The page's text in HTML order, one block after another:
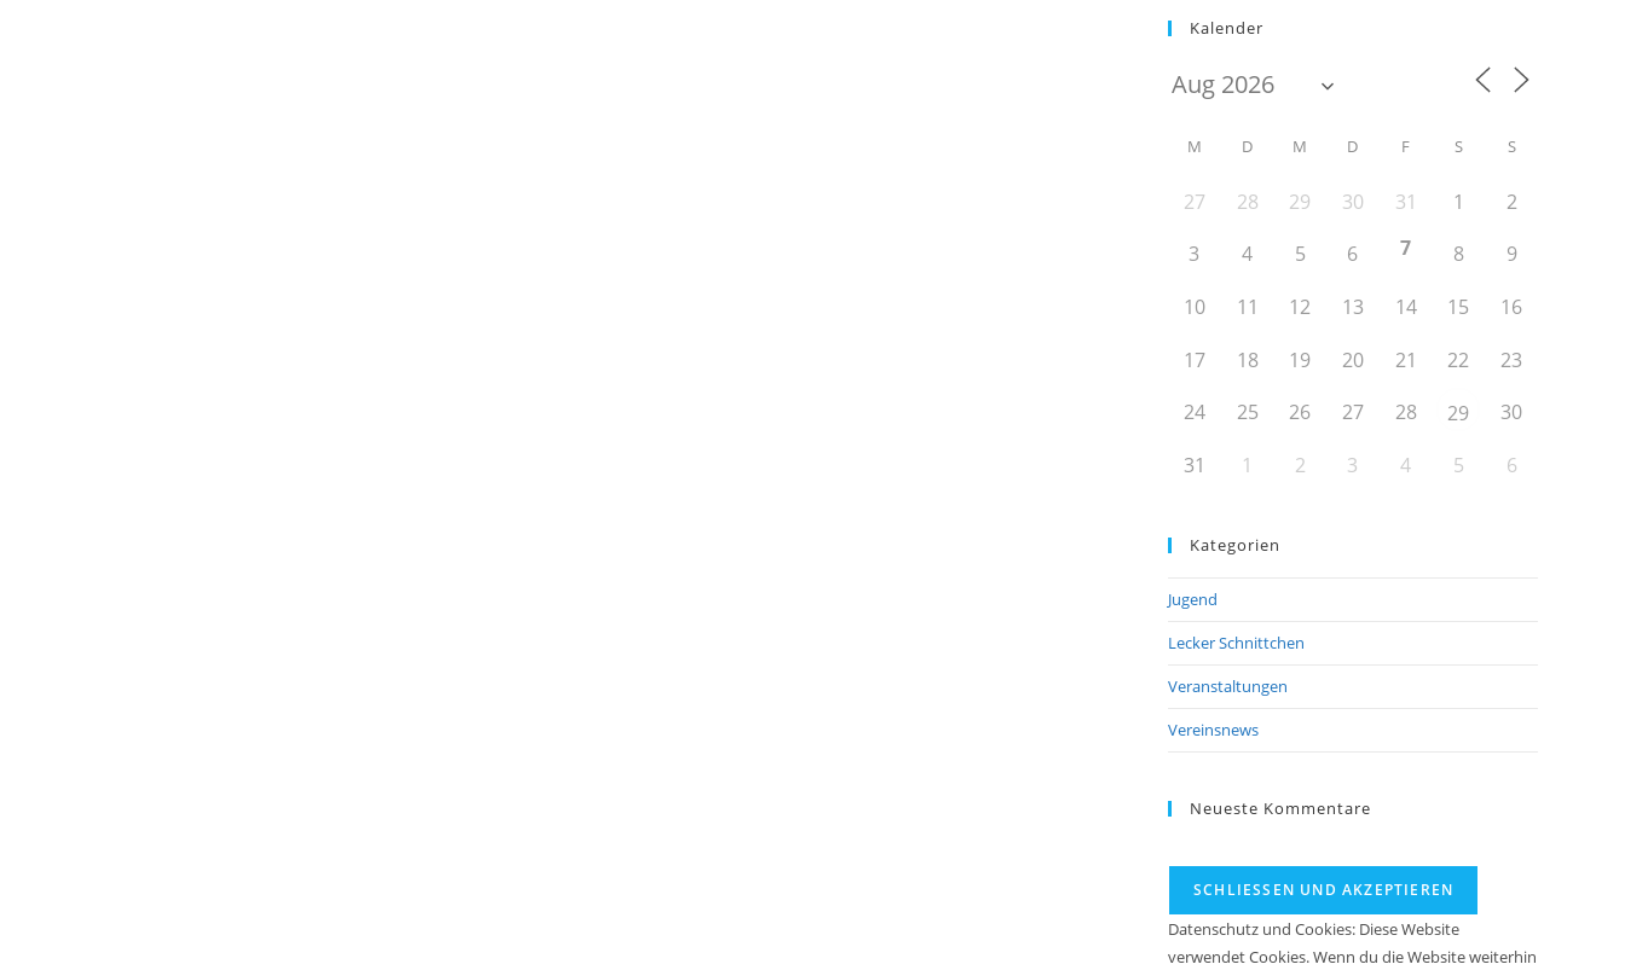
Kalender
M D M D F S S
27 28 29 30 31 1
2
3
4 5 6 7 8
9
10
11 12 13 14 15
16
17
18 19 20 21 22
23
24
25 26 27 28 29
30
31
1 2 3 4 5 6
Kategorien
Jugend
Lecker Schnittchen
Veranstaltungen
Vereinsnews
Neueste Kommentare
Datenschutz und Cookies: Diese Website
verwendet Cookies. Wenn du die Website weiterhin